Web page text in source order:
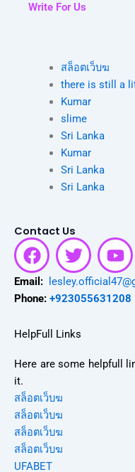
Write For Us
สล็อตเว็บฆ
there is still a
Kumar
slime
Sri Lanka
Kumar
Sri Lanka
Sri Lanka
Contact Us
F
a
c
e
o
k
T
w
i
t
e
Y
o
u
t
Email:
Phone: +923055631208
HelpFull Links
Here are some helpfull
it.
สล็อตเว็บฆ
สล็อตเว็บฆ
สล็อตเว็บฆ
สล็อตเว็บฆ
UFABET